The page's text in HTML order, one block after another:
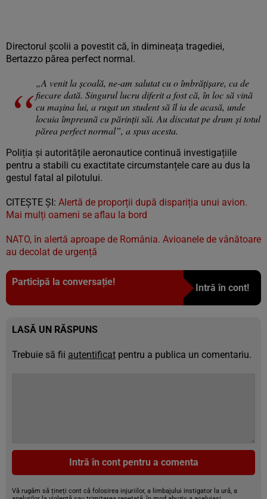
Directorul școlii a povestit că, în dimineața tragediei,
Bertazzo părea perfect normal.
„A venit la școală, ne-am salutat cu o îmbrățișare, ca de
fiecare dată. Singurul lucru diferit a fost că, în loc să vină
cu mașina lui, a rugat un student să îl ia de acasă, unde
locuia împreună cu părinții săi. Au discutat pe drum și totul
părea perfect normal”, a spus acesta.
Poliția și autoritățile aeronautice continuă investigațiile
pentru a stabili cu exactitate circumstanțele care au dus la
gestul fatal al pilotului.
CITEŞTE ŞI: Alertă de proporții după dispariția unui avion.
Mai mulți oameni se aflau la bord
NATO, în alertă aproape de România. Avioanele de vânătoare
au decolat de urgență
Participă la conversație!
Intră în cont!
LASĂ UN RĂSPUNS
Trebuie să fii autentificat pentru a publica un comentariu.
Intră în cont pentru a comenta
Vă rugăm să țineți cont că folosirea injuriilor, a limbajului instigator la ură, a